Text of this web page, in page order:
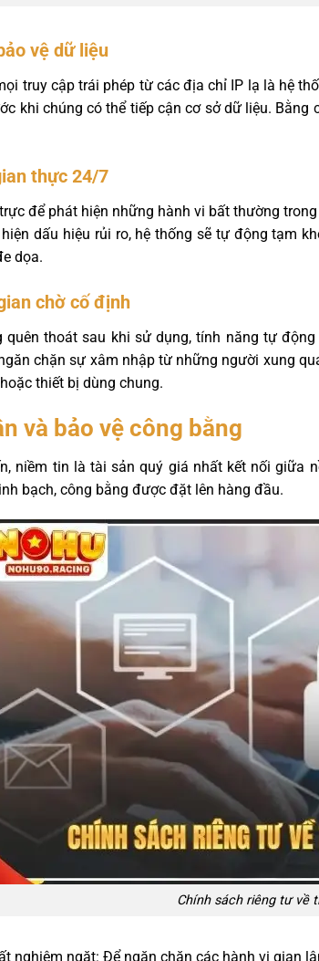
vệ dữ liệu
truy cập trái phép từ các địa chỉ IP lạ là hệ
khi chúng có thể tiếp cận cơ sở dữ liệu.
thực 24/7
để phát hiện những hành vi bất thường
dấu hiệu rủi ro, hệ thống sẽ tự động tạm
dọa.
chờ cố định
thoát sau khi sử dụng, tính năng tự
chặn sự xâm nhập từ những người xung
thiết bị dùng chung.
và bảo vệ công bằng
niềm tin là tài sản quý giá nhất kết nối giữa
bạch, công bằng được đặt lên hàng đầu.
Chính sách riêng tư về
nghiêm ngặt: Để ngăn chặn các hành vi gian